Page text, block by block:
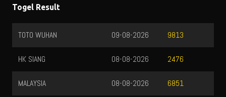
Togel Result
TOTO WUHAN 9813
09-08-2026
HK SIANG 2476
08-08-2026
MALAYSIA 6851
08-08-2026